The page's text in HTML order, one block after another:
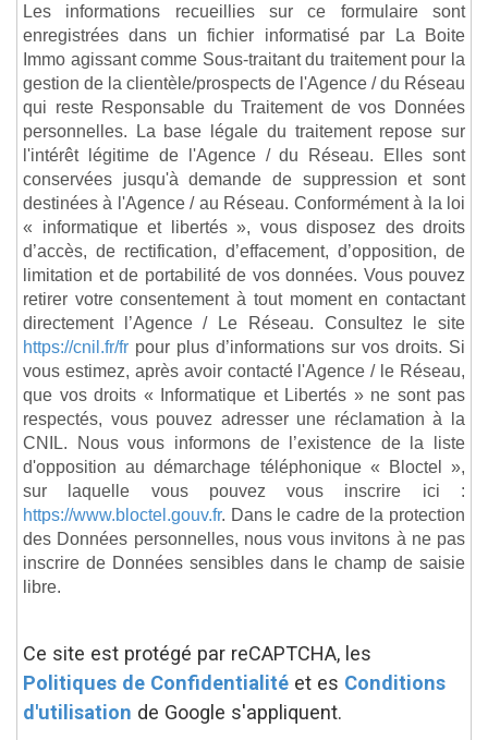
Les informations recueillies sur ce formulaire sont
enregistrées dans un fichier informatisé par La Boite
Immo agissant comme Sous-traitant du traitement pour la
gestion de la clientèle/prospects de l'Agence / du Réseau
qui reste Responsable du Traitement de vos Données
personnelles. La base légale du traitement repose sur
l'intérêt légitime de l'Agence / du Réseau. Elles sont
conservées jusqu'à demande de suppression et sont
destinées à l'Agence / au Réseau. Conformément à la loi
« informatique et libertés », vous disposez des droits
d’accès, de rectification, d’effacement, d’opposition, de
limitation et de portabilité de vos données. Vous pouvez
retirer votre consentement à tout moment en contactant
directement l’Agence / Le Réseau. Consultez le site
https://cnil.fr/fr pour plus d’informations sur vos droits. Si
vous estimez, après avoir contacté l'Agence / le Réseau,
que vos droits « Informatique et Libertés » ne sont pas
respectés, vous pouvez adresser une réclamation à la
CNIL. Nous vous informons de l’existence de la liste
d'opposition au démarchage téléphonique « Bloctel »,
sur laquelle vous pouvez vous inscrire ici :
https://www.bloctel.gouv.fr. Dans le cadre de la protection
des Données personnelles, nous vous invitons à ne pas
inscrire de Données sensibles dans le champ de saisie
libre.
Ce site est protégé par reCAPTCHA, les
Politiques de Confidentialité et es Conditions
d'utilisation de Google s'appliquent.